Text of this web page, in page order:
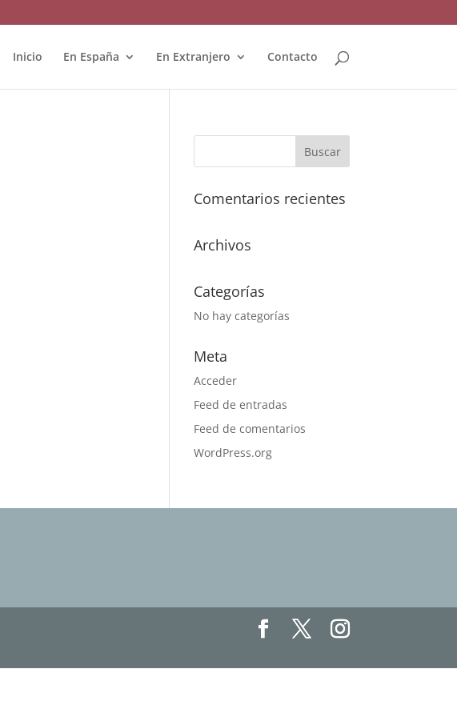
Inicio En España En Extranjero Contacto
Comentarios recientes
Archivos
Categorías
No hay categorías
Meta
Acceder
Feed de entradas
Feed de comentarios
WordPress.org